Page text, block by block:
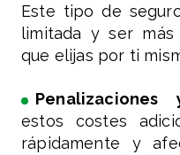
Este tipo de
limitada y ser
que elijas por ti
estos costes
rápidamente y